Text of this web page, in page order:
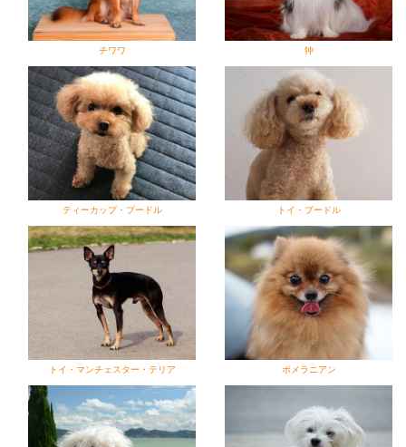
チワワ 狆
ティーカップ・プードル トイ・プードル
トイ・マンチェスター・テリア ポメラニアン